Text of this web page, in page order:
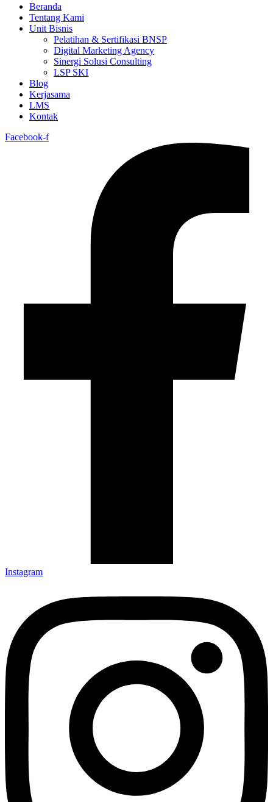
Beranda
Tentang Kami
Unit Bisnis
Pelatihan & Sertifikasi BNSP
Digital Marketing Agency
Sinergi Solusi Consulting
LSP SKI
Blog
Kerjasama
LMS
Kontak
Facebook-f
Instagram